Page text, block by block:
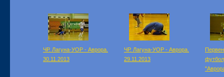
ЧР. Лагуна-УОР - Аврора.
30.11.2013
ЧР. Лагуна-УОР - Аврора.
29.11.2013